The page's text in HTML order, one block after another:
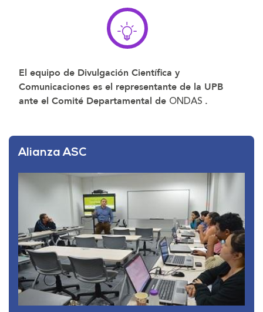
El equipo de Divulgación Científica y
Comunicaciones es el representante de la UPB
ante el Comité Departamental de ONDAS .
Alianza ASC